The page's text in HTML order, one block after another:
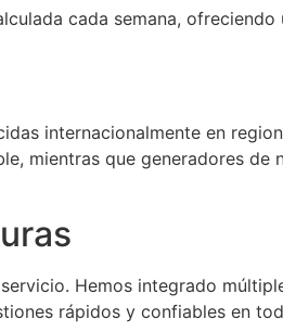
cada semana,
internacionalmente en
mientras que generadores
Hemos integrado
rápidos y confiables en